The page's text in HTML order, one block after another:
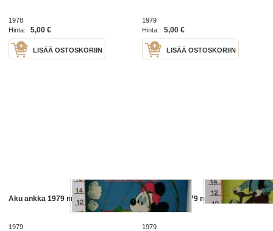
1978
Hinta:
5,00 €
LISÄÄ OSTOSKORIIN
1979
Hinta:
5,00 €
LISÄÄ OSTOSKORIIN
Aku ankka 1979 nr 19
1979
Aku ankka 1979 nr 12
1979